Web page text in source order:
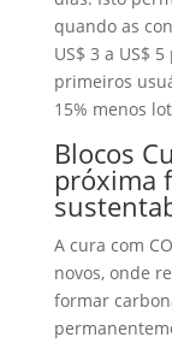
quando as
US$ 3 a US$
primeiros
15% menos
Blocos
próxima
A cura com
novos, onde
formar